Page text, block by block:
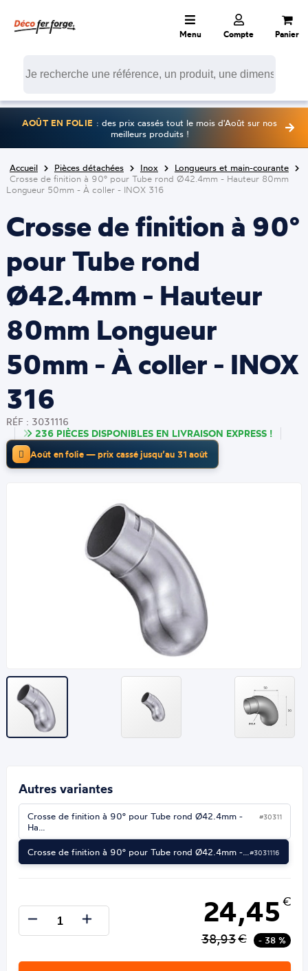
Menu Compte Panier
AOÛT EN FOLIE : des prix cassés tout le mois d'Août sur nos
meilleurs produits !
Accueil Pièces détachées Inox
Longueurs et main-courante
Crosse de finition à 90° pour Tube rond Ø42.4mm - Hauteur 80mm
Longueur 50mm - À coller - INOX 316
Crosse de finition à 90°
pour Tube rond
Ø42.4mm - Hauteur
80mm Longueur
50mm - À coller - INOX
316
RÉF : 3031116
236 PIÈCES DISPONIBLES EN LIVRAISON EXPRESS !
Août en folie — prix cassé jusqu’au 31 août
Autres variantes
Crosse de finition à 90° pour Tube rond Ø42.4mm -
Ha…
#30311
Crosse de finition à 90° pour Tube rond Ø42.4mm -…#3031116
24,45 €
38,93€ - 38 %